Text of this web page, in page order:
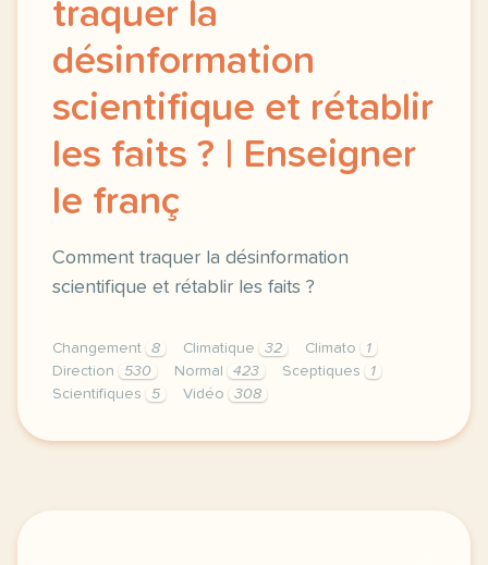
traquer la
désinformation
scientifique et rétablir
les faits ? | Enseigner
le franç
Comment traquer la désinformation
scientifique et rétablir les faits ?
Changement 8 Climatique 32 Climato
1
Direction
530 Normal 423 Sceptiques
1
Scientifiques
5 Vidéo 308
didomi host didomi components button cursor